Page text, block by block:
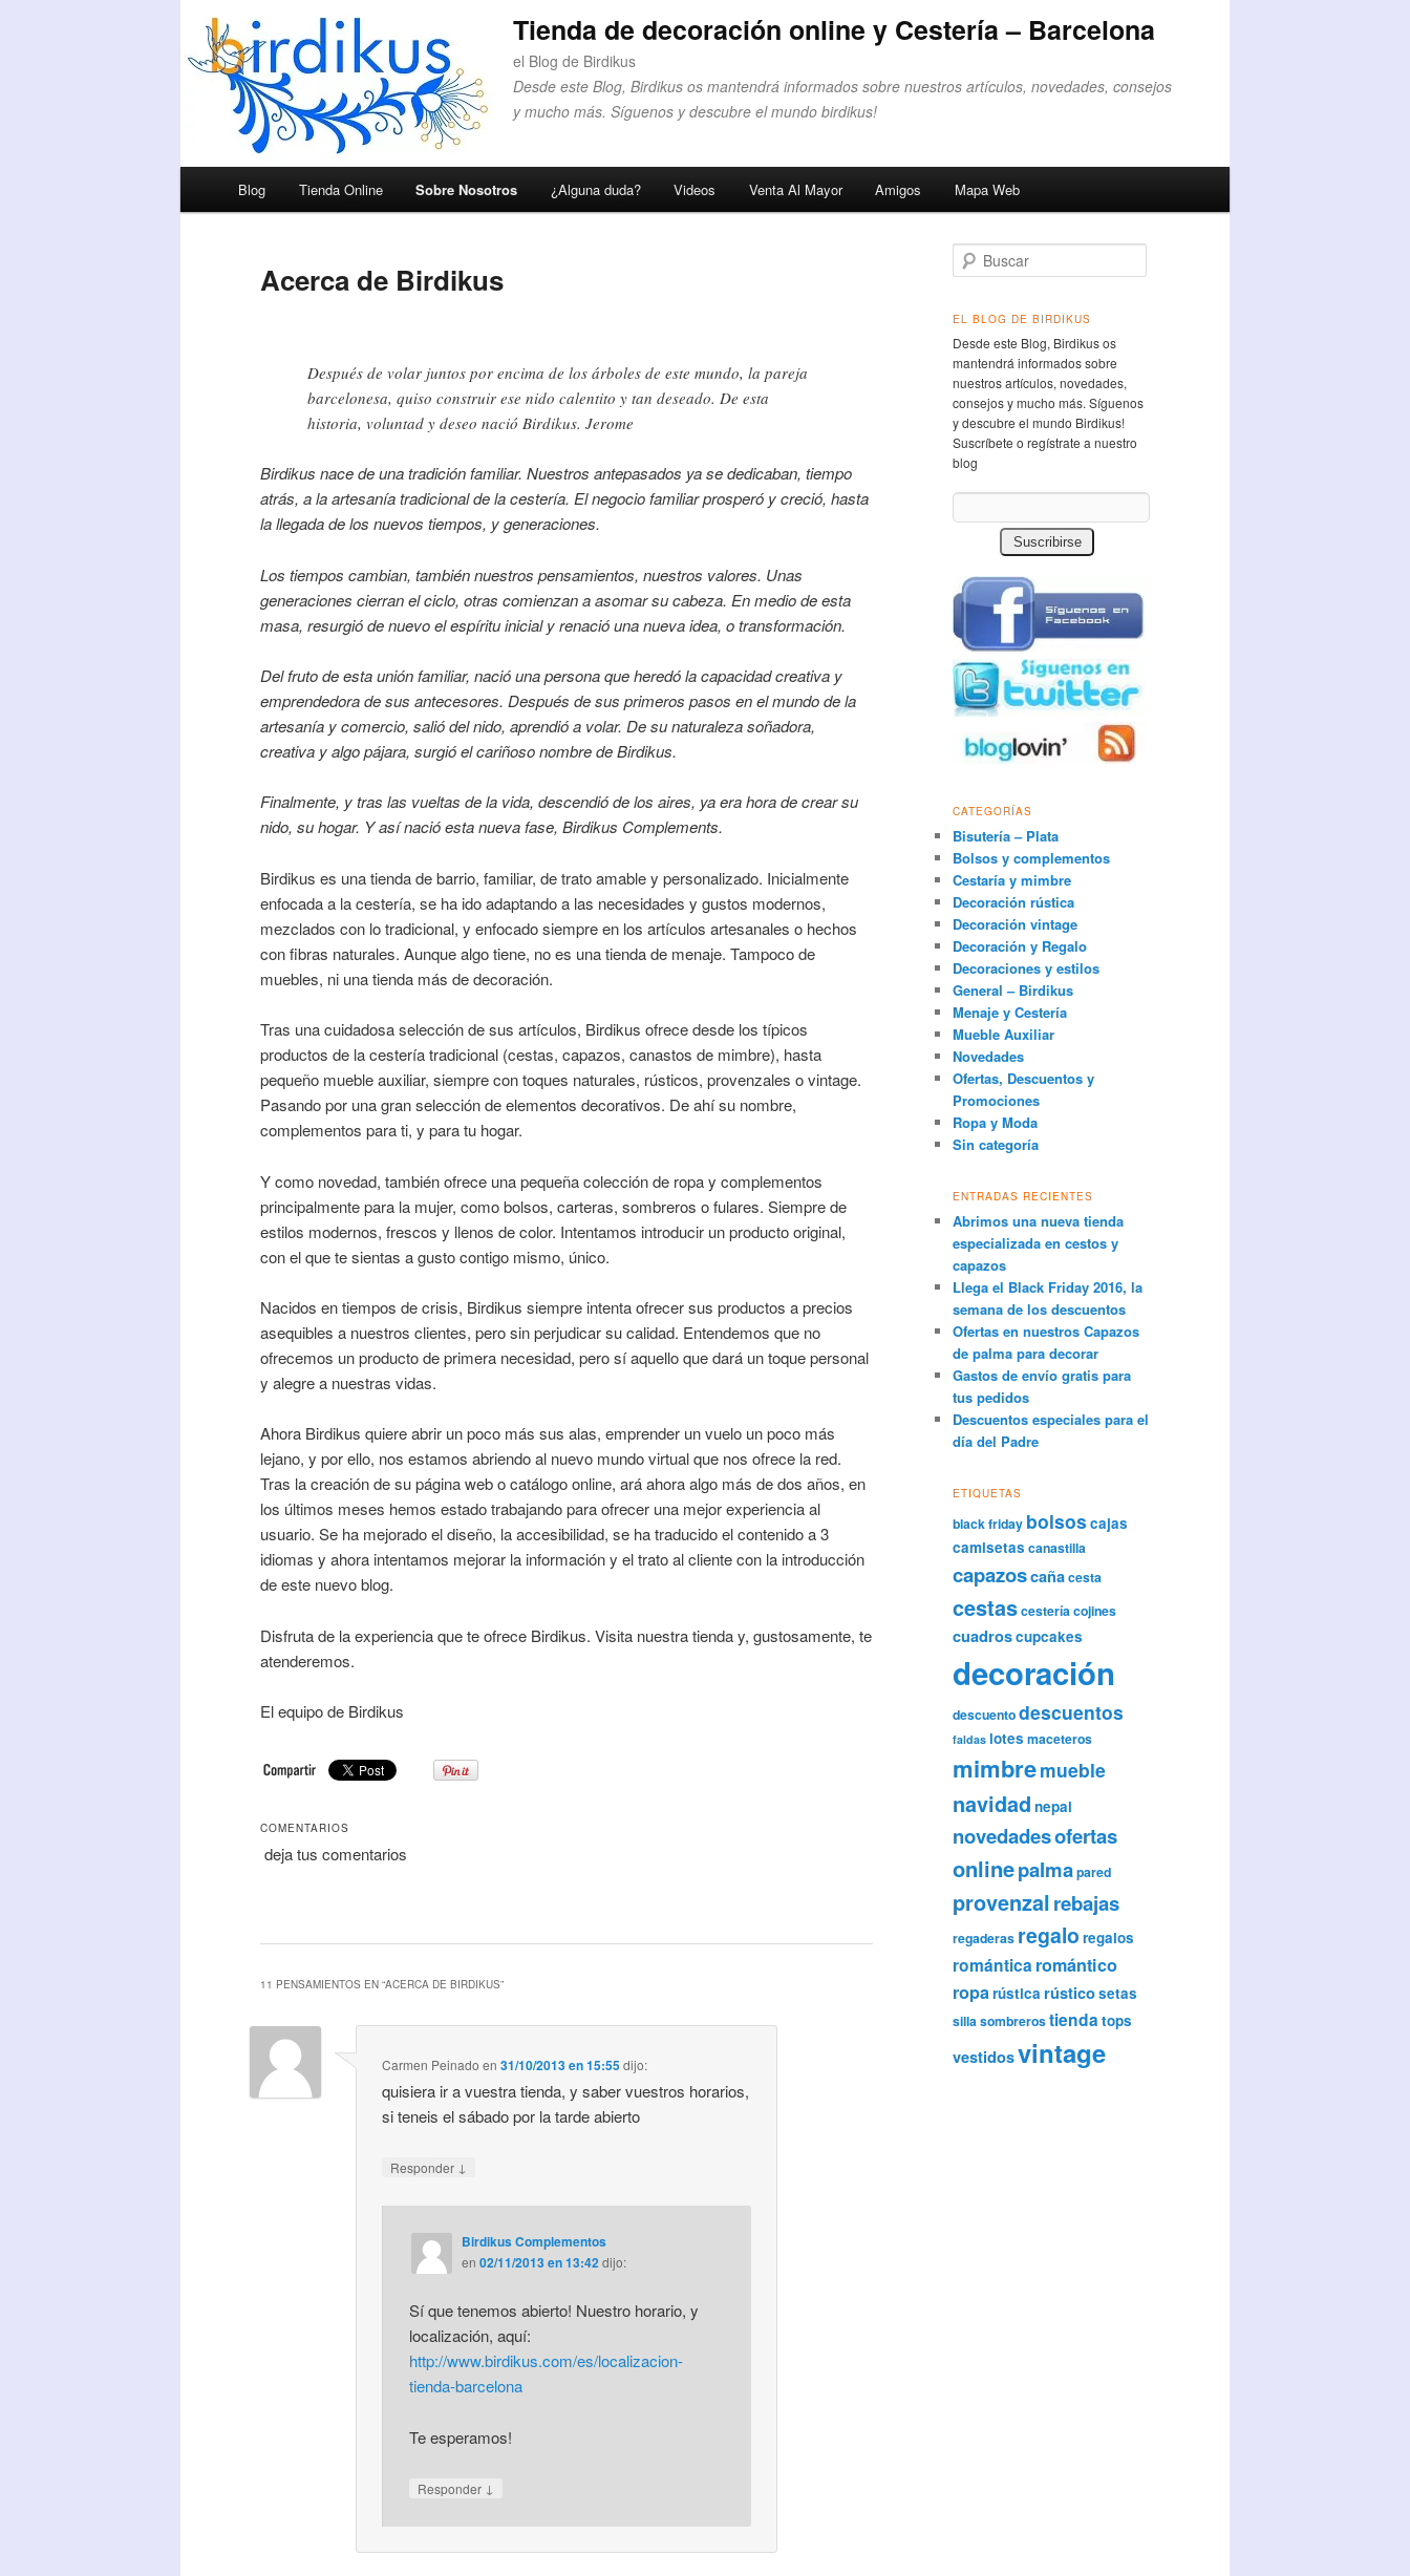
Tienda de decoración online y Cestería – Barcelona
el Blog de Birdikus
Desde este Blog, Birdikus os mantendrá informados sobre nuestros artículos, novedades, consejos
y mucho más. Síguenos y descubre el mundo birdikus!
Ir al contenido principal
Ir al contenido secundario
Blog Tienda Online Sobre Nosotros ¿Alguna duda? Videos Venta Al Mayor Amigos Mapa Web
Acerca de Birdikus
Después de volar juntos por encima de los árboles de este mundo, la pareja
barcelonesa, quiso construir ese nido calentito y tan deseado. De esta
historia, voluntad y deseo nació Birdikus. Jerome
Birdikus nace de una tradición familiar. Nuestros antepasados ya se dedicaban, tiempo
atrás, a la artesanía tradicional de la cestería. El negocio familiar prosperó y creció, hasta
la llegada de los nuevos tiempos, y generaciones.
Los tiempos cambian, también nuestros pensamientos, nuestros valores. Unas
generaciones cierran el ciclo, otras comienzan a asomar su cabeza. En medio de esta
masa, resurgió de nuevo el espíritu inicial y renació una nueva idea, o transformación.
Del fruto de esta unión familiar, nació una persona que heredó la capacidad creativa y
emprendedora de sus antecesores. Después de sus primeros pasos en el mundo de la
artesanía y comercio, salió del nido, aprendió a volar. De su naturaleza soñadora,
creativa y algo pájara, surgió el cariñoso nombre de Birdikus.
Finalmente, y tras las vueltas de la vida, descendió de los aires, ya era hora de crear su
nido, su hogar. Y así nació esta nueva fase, Birdikus Complements.
Birdikus es una tienda de barrio, familiar, de trato amable y personalizado. Inicialmente
enfocada a la cestería, se ha ido adaptando a las necesidades y gustos modernos,
mezclados con lo tradicional, y enfocado siempre en los artículos artesanales o hechos
con fibras naturales. Aunque algo tiene, no es una tienda de menaje. Tampoco de
muebles, ni una tienda más de decoración.
Tras una cuidadosa selección de sus artículos, Birdikus ofrece desde los típicos
productos de la cestería tradicional (cestas, capazos, canastos de mimbre), hasta
pequeño mueble auxiliar, siempre con toques naturales, rústicos, provenzales o vintage.
Pasando por una gran selección de elementos decorativos. De ahí su nombre,
complementos para ti, y para tu hogar.
Y como novedad, también ofrece una pequeña colección de ropa y complementos
principalmente para la mujer, como bolsos, carteras, sombreros o fulares. Siempre de
estilos modernos, frescos y llenos de color. Intentamos introducir un producto original,
con el que te sientas a gusto contigo mismo, único.
Nacidos en tiempos de crisis, Birdikus siempre intenta ofrecer sus productos a precios
asequibles a nuestros clientes, pero sin perjudicar su calidad. Entendemos que no
ofrecemos un producto de primera necesidad, pero sí aquello que dará un toque personal
y alegre a nuestras vidas.
Ahora Birdikus quiere abrir un poco más sus alas, emprender un vuelo un poco más
lejano, y por ello, nos estamos abriendo al nuevo mundo virtual que nos ofrece la red.
Tras la creación de su página web o catálogo online, ará ahora algo más de dos años, en
los últimos meses hemos estado trabajando para ofrecer una mejor experiencia al
usuario. Se ha mejorado el diseño, la accesibilidad, se ha traducido el contenido a 3
idiomas y ahora intentamos mejorar la información y el trato al cliente con la introducción
de este nuevo blog.
Disfruta de la experiencia que te ofrece Birdikus. Visita nuestra tienda y, gustosamente, te
atenderemos.
El equipo de Birdikus
COMENTARIOS
deja tus comentarios
11 PENSAMIENTOS EN “ACERCA DE BIRDIKUS”
Carmen Peinado en31/10/2013 en 15:55dijo:
quisiera ir a vuestra tienda, y saber vuestros horarios,
si teneis el sábado por la tarde abierto
Responder ↓
Birdikus Complementos
en 02/11/2013 en 13:42 dijo:
Sí que tenemos abierto! Nuestro horario, y
localización, aquí:
http://www.birdikus.com/es/localizacion-
tienda-barcelona
Te esperamos!
Responder ↓
Buscar
EL BLOG DE BIRDIKUS
Desde este Blog, Birdikus os
mantendrá informados sobre
nuestros artículos, novedades,
consejos y mucho más. Síguenos
y descubre el mundo Birdikus!
Suscríbete o regístrate a nuestro
blog
CATEGORÍAS
Bisutería – Plata
Bolsos y complementos
Cestaría y mimbre
Decoración rústica
Decoración vintage
Decoración y Regalo
Decoraciones y estilos
General – Birdikus
Menaje y Cestería
Mueble Auxiliar
Novedades
Ofertas, Descuentos y
Promociones
Ropa y Moda
Sin categoría
ENTRADAS RECIENTES
Abrimos una nueva tienda
especializada en cestos y
capazos
Llega el Black Friday 2016, la
semana de los descuentos
Ofertas en nuestros Capazos
de palma para decorar
Gastos de envío gratis para
tus pedidos
Descuentos especiales para el
día del Padre
ETIQUETAS
black friday bolsos cajas
camisetas canastilla
capazoscañacesta
cestascesteríacojines
cuadroscupcakes
decoración
descuentodescuentos
faldas lotes maceteros
mimbremueble
navidad nepal
novedadesofertas
onlinepalmapared
provenzalrebajas
regaderas regalo regalos
romántica romántico
roparústica rústicosetas
sillasombrerostienda tops
vestidosvintage